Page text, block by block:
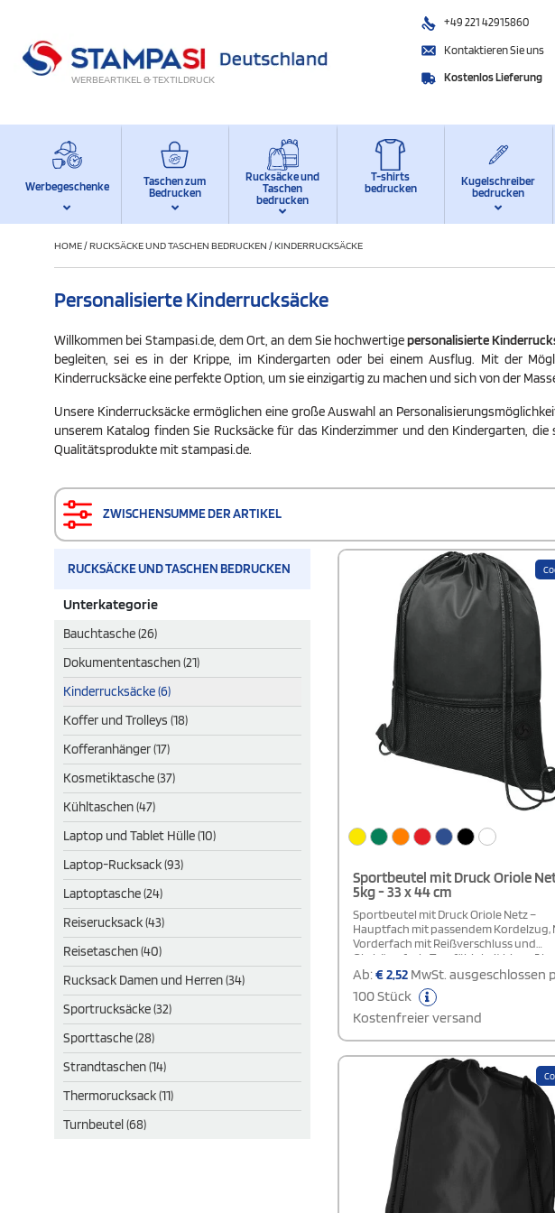
WERBEARTIKEL & TEXTILDRUCK
+49 221 42915860
Kontaktieren Sie uns
Kostenlos Lieferung
Werbegeschenke
Taschen zum
Bedrucken
Rucksäcke und
Taschen
bedrucken
T-shirts
bedrucken
Kugelschreiber
bedrucken
HOME/RUCKSÄCKE UND TASCHEN BEDRUCKEN /KINDERRUCKSÄCKE
Personalisierte Kinderrucksäcke
Willkommen bei Stampasi.de, dem Ort, an dem Sie hochwertigepersonalisierte
begleiten, sei es in der Krippe, im Kindergarten oder bei einem Ausflug. Mit der
Kinderrucksäcke eine perfekte Option, um sie einzigartig zu machen und sich von der
Unsere Kinderrucksäcke ermöglichen eine große Auswahl an
unserem Katalog finden Sie Rucksäcke für das Kinderzimmer und den Kindergarten,
Qualitätsprodukte mit stampasi.de.
ZWISCHENSUMME DER ARTIKEL
RUCKSÄCKE UND TASCHEN BEDRUCKEN
Unterkategorie
Bauchtasche (26)
Dokumententaschen (21)
Kinderrucksäcke (6)
Koffer und Trolleys (18)
Kofferanhänger (17)
Kosmetiktasche (37)
Kühltaschen (47)
Laptop und Tablet Hülle (10)
Laptop-Rucksack (93)
Laptoptasche (24)
Reiserucksack (43)
Reisetaschen (40)
Rucksack Damen und Herren (34)
Sportrucksäcke (32)
Sporttasche (28)
Strandtaschen (14)
Thermorucksack (11)
Turnbeutel (68)
Sportbeutel mit Druck Oriole
5kg - 33 x 44 cm
Sportbeutel mit Druck Oriole Netz –
Hauptfach mit passendem Kordelzug,
Vorderfach mit Reißverschluss und
Ohrhörerfach, Tragfähigkeit bis zu 5 kg.
Ab:€2,52MwSt. ausgeschlossen
100 Stück
Kostenfreier versand